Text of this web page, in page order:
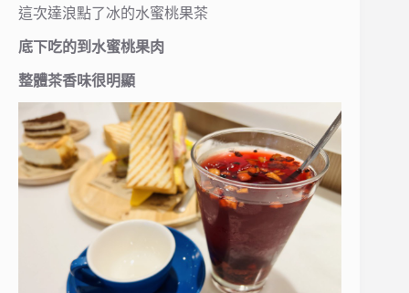
這次達浪點了冰的水蜜桃果茶
底下吃的到水蜜桃果肉
整體茶香味很明顯